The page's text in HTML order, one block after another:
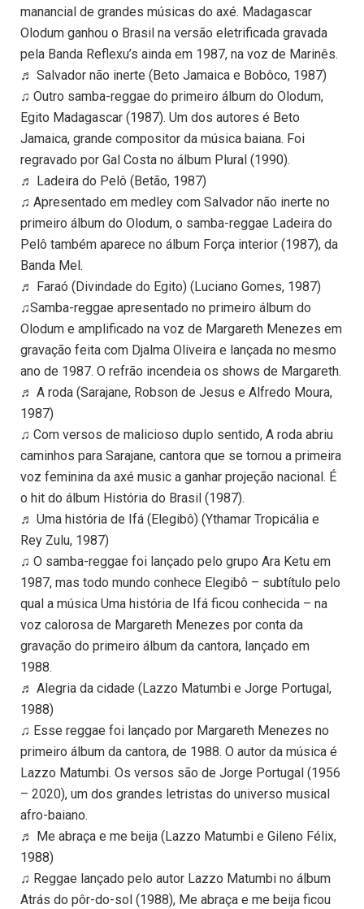
manancial de grandes músicas do axé. Madagascar
Olodum ganhou o Brasil na versão eletrificada gravada
pela Banda Reflexu’s ainda em 1987, na voz de Marinês.
♬ Salvador não inerte (Beto Jamaica e Bobôco, 1987)
♫ Outro samba-reggae do primeiro álbum do Olodum,
Egito Madagascar (1987). Um dos autores é Beto
Jamaica, grande compositor da música baiana. Foi
regravado por Gal Costa no álbum Plural (1990).
♬ Ladeira do Pelô (Betão, 1987)
♫ Apresentado em medley com Salvador não inerte no
primeiro álbum do Olodum, o samba-reggae Ladeira do
Pelô também aparece no álbum Força interior (1987), da
Banda Mel.
♬ Faraó (Divindade do Egito) (Luciano Gomes, 1987)
♫Samba-reggae apresentado no primeiro álbum do
Olodum e amplificado na voz de Margareth Menezes em
gravação feita com Djalma Oliveira e lançada no mesmo
ano de 1987. O refrão incendeia os shows de Margareth.
♬ A roda (Sarajane, Robson de Jesus e Alfredo Moura,
1987)
♫ Com versos de malicioso duplo sentido, A roda abriu
caminhos para Sarajane, cantora que se tornou a primeira
voz feminina da axé music a ganhar projeção nacional. É
o hit do álbum História do Brasil (1987).
♬ Uma história de Ifá (Elegibô) (Ythamar Tropicália e
Rey Zulu, 1987)
♫ O samba-reggae foi lançado pelo grupo Ara Ketu em
1987, mas todo mundo conhece Elegibô – subtítulo pelo
qual a música Uma história de Ifá ficou conhecida – na
voz calorosa de Margareth Menezes por conta da
gravação do primeiro álbum da cantora, lançado em
1988.
♬ Alegria da cidade (Lazzo Matumbi e Jorge Portugal,
1988)
♫ Esse reggae foi lançado por Margareth Menezes no
primeiro álbum da cantora, de 1988. O autor da música é
Lazzo Matumbi. Os versos são de Jorge Portugal (1956
– 2020), um dos grandes letristas do universo musical
afro-baiano.
♬ Me abraça e me beija (Lazzo Matumbi e Gileno Félix,
1988)
♫ Reggae lançado pelo autor Lazzo Matumbi no álbum
Atrás do pôr-do-sol (1988), Me abraça e me beija ficou